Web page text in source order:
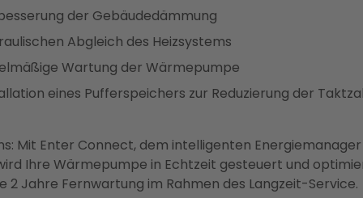
der Gebäudedämmung
Abgleich des Heizsystems
Wartung der Wärmepumpe
eines Pufferspeichers zur Reduzierung der
Mit Enter Connect, dem intelligenten
Ihre Wärmepumpe in Echtzeit gesteuert und
2 Jahre Fernwartung im Rahmen des Langzeit-Service.